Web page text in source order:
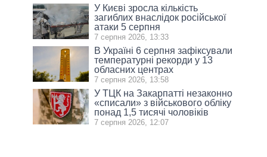
У Києві зросла кількість
загиблих внаслідок російської
атаки 5 серпня
7 серпня 2026, 13:33
В Україні 6 серпня зафіксували
температурні рекорди у 13
обласних центрах
7 серпня 2026, 13:58
У ТЦК на Закарпатті незаконно
«списали» з військового обліку
понад 1,5 тисячі чоловіків
7 серпня 2026, 12:07